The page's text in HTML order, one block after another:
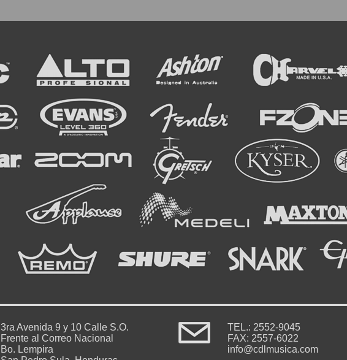
3ra Avenida 9 y 10 Calle S.O.
Frente al Correo Nacional
Bo. Lempira
TEL.: 2552-9045
FAX: 2557-6022
info@cdlmusica.com